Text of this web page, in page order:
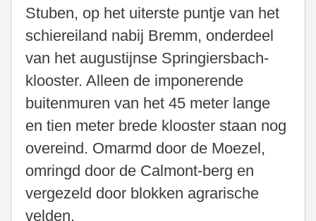
Stuben, op het uiterste puntje van het
schiereiland nabij Bremm, onderdeel
van het augustijnse Springiersbach-
klooster. Alleen de imponerende
buitenmuren van het 45 meter lange
en tien meter brede klooster staan nog
overeind. Omarmd door de Moezel,
omringd door de Calmont-berg en
vergezeld door blokken agrarische
velden.